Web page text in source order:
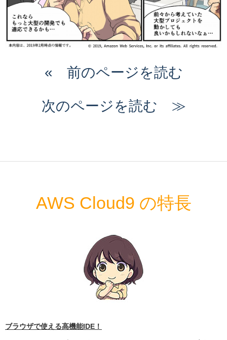
« 前のページを読む
次のページを読む ≫
AWS Cloud9 の特長
ブラウザで使える高機能IDE！